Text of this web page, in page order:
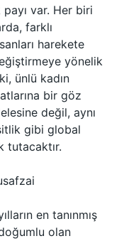
payı var. Her biri
farklı
harekete
yönelik
ünlü kadın
bir göz
değil, aynı
gibi global
tutacaktır.
en tanınmış
olan